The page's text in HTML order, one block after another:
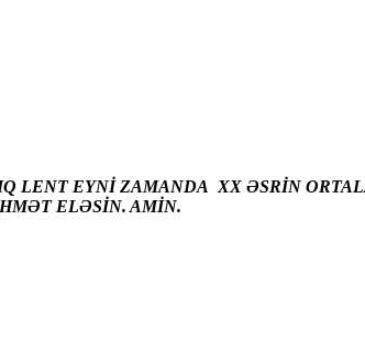
LENT EYNİ ZAMANDA XX ƏSRİN
ELƏSİN. AMİN.